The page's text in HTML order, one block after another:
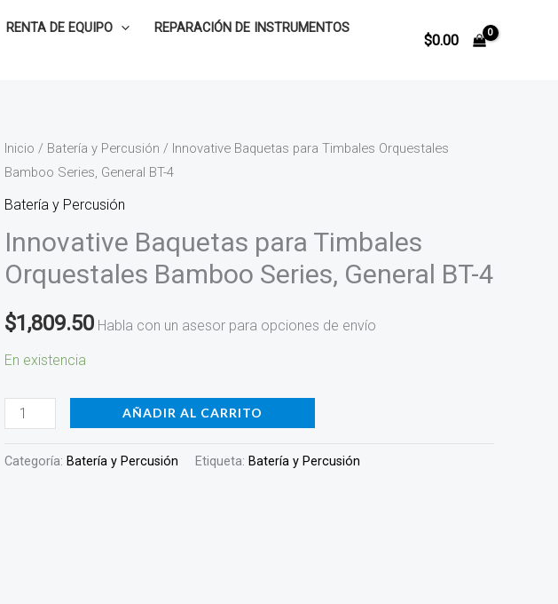
RENTA DE EQUIPO
REPARACIÓN DE INSTRUMENTOS
$0.00
Inicio / Batería y Percusión / Innovative Baquetas para Timbales Orquestales
Bamboo Series, General BT-4
Batería y Percusión
Innovative Baquetas para Timbales
Orquestales Bamboo Series, General BT-4
$1,809.50 Habla con un asesor para opciones de envío
En existencia
Innovative
Baquetas
para
Orquestales
Bamboo
General
BT-
cantidad
AÑADIR AL CARRITO
Categoría: Batería y Percusión Etiqueta: Batería y Percusión